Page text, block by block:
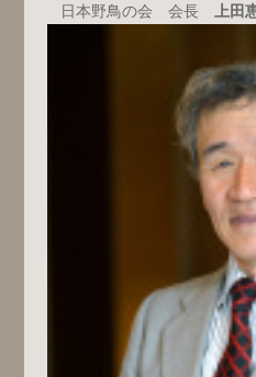
日本野鳥の会 会長 上田